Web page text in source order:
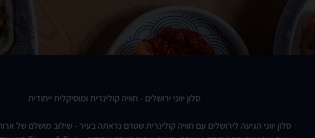
סלון יווני ירושלים - חוויה קולינרית ומוסיקלית ייחודית
סלון יווני הגיעה לירושלים עם חוויה קולינרית שטרם נראתה בעיר - שילוב מושלם של